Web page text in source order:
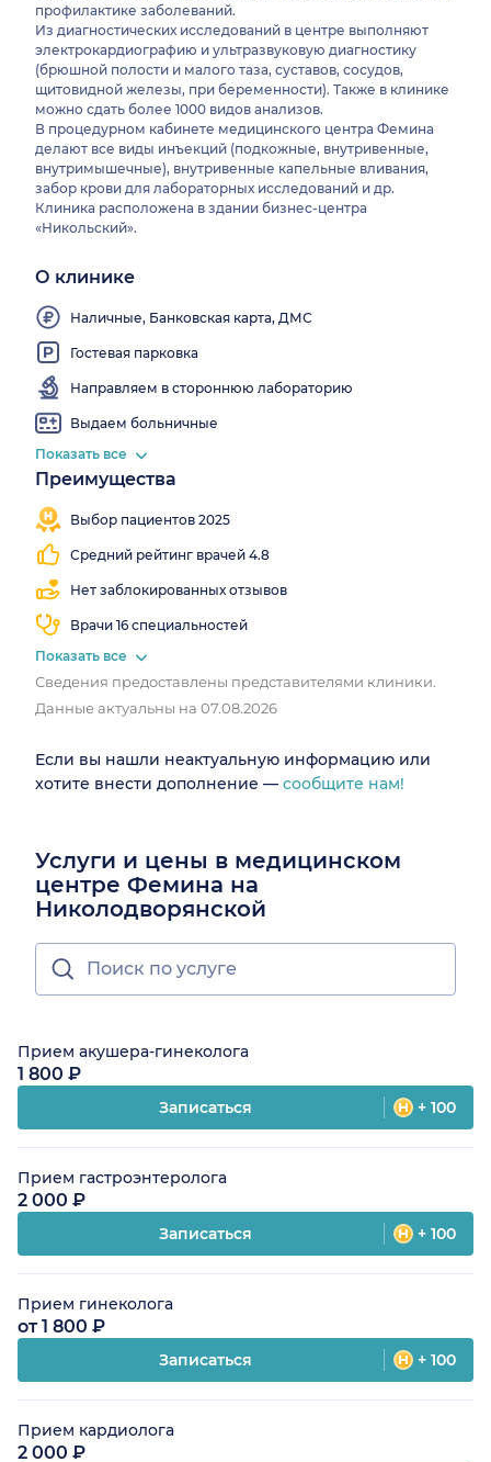
профилактике заболеваний.
Из диагностических исследований в центре выполняют
электрокардиографию и ультразвуковую диагностику
(брюшной полости и малого таза, суставов, сосудов,
щитовидной железы, при беременности). Также в клинике
можно сдать более 1000 видов анализов.
В процедурном кабинете медицинского центра Фемина
делают все виды инъекций (подкожные, внутривенные,
внутримышечные), внутривенные капельные вливания,
забор крови для лабораторных исследований и др.
Клиника расположена в здании бизнес-центра
«Никольский».
О клинике
Наличные, Банковская карта, ДМС
Гостевая парковка
Направляем в стороннюю лабораторию
Выдаем больничные
Fi
Показать все
Преимущества
Выбор пациентов 2025
Средний рейтинг врачей 4.8
Нет заблокированных отзывов
Врачи 16 специальностей
Записалось
человек
запись
Показать все
Сведения предоставлены представителями клиники.
Данные актуальны на 07.08.2026
Если вы нашли неактуальную информацию или
хотите внести дополнение — сообщите нам!
Услуги и цены в медицинском
центре Фемина на
Николодворянской
Прием акушера-гинеколога
1 800 ₽
Записаться + 100
Прием гастроэнтеролога
2 000 ₽
Записаться + 100
Прием гинеколога
от 1 800 ₽
Записаться + 100
Прием кардиолога
2 000 ₽